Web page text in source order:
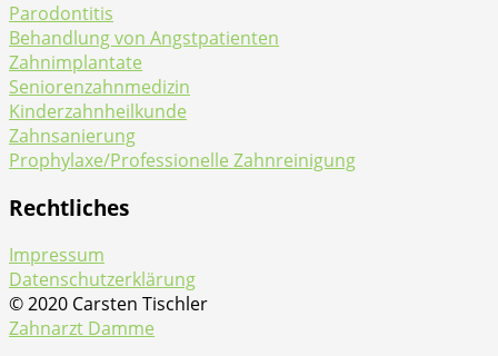
Parodontitis
Behandlung von Angstpatienten
Zahnimplantate
Seniorenzahnmedizin
Kinderzahnheilkunde
Zahnsanierung
Prophylaxe/Professionelle Zahnreinigung
Rechtliches
Impressum
Datenschutzerklärung
© 2020 Carsten Tischler
Zahnarzt Damme